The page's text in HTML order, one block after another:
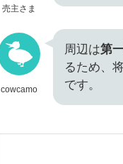
売主さま
cowcamo
周辺は第
るため、
です。